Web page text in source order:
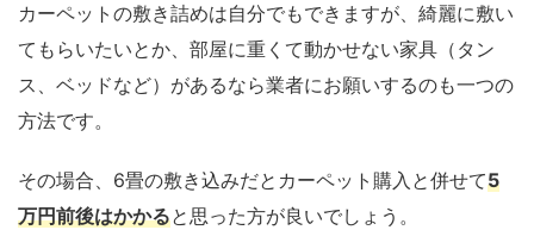
カーペットの敷き詰めは自分でもできますが、綺麗に敷い
てもらいたいとか、部屋に重くて動かせない家具（タン
ス、ベッドなど）があるなら業者にお願いするのも一つの
方法です。
その場合、6畳の敷き込みだとカーペット購入と併せて5
万円前後はかかると思った方が良いでしょう。